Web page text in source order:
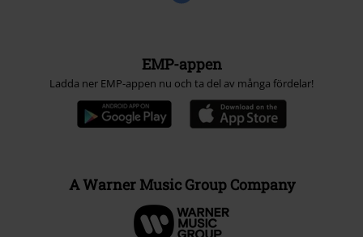
EMP-appen
Ladda ner EMP-appen nu och ta del av många fördelar!
A Warner Music Group Company